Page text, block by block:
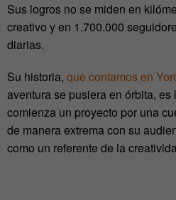
Sus logros no se miden en
creativo y en 1.700.000
diarias.
Su historia, que contamos en
aventura se pusiera en órbita,
comienza un proyecto por una
de manera extrema con su
como un referente de la